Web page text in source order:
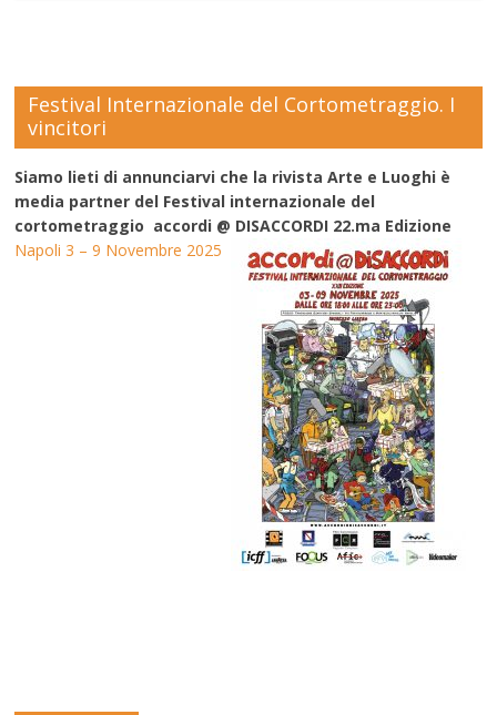
Festival Internazionale del Cortometraggio. I
vincitori
Siamo lieti di annunciarvi che la rivista Arte e Luoghi è
media partner del Festival internazionale del
cortometraggio accordi @ DISACCORDI 22.ma Edizione
Napoli 3 – 9 Novembre 2025